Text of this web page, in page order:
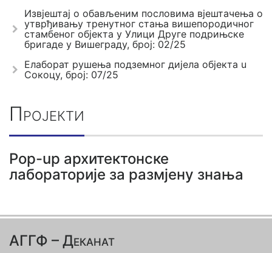
Извјештај о обављеним пословима вјештачења о
утврђивању тренутног стања вишепородичног
стамбеног објекта у Улици Друге подрињске
бригаде у Вишеграду, број: 02/25
Елаборат рушења подземног дијела објекта u
Сокоцу, број: 07/25
Пројекти
Pop-up архитектонске
лабораторије за размјену знања
АГГФ – Деканат